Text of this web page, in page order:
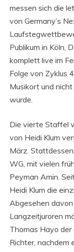
messen sich die
von Germany’s
Publikum in Köln,
komplett live im
Folge von Zyklus
Musikort und
wurde.
Die vierte Staffel
von Heidi Klum
März.
WG, mit vielen
Peyman Amin.
Heidi Klum die
Abgesehen
Langzeitjuroren
Thomas Hayo
Richter, nachdem